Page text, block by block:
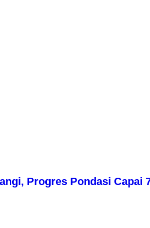
Progres Pondasi Capai